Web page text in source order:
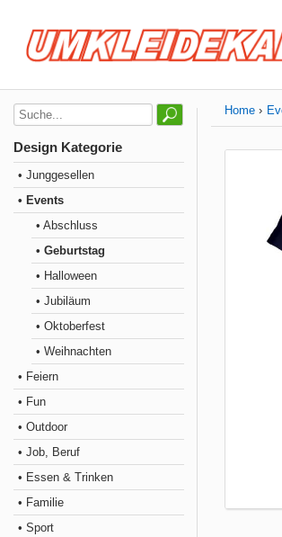
Design Kategorie
• Junggesellen
• Events
• Abschluss
• Geburtstag
• Halloween
• Jubiläum
• Oktoberfest
• Weihnachten
• Feiern
• Fun
• Outdoor
• Job, Beruf
• Essen & Trinken
• Familie
• Sport
Home